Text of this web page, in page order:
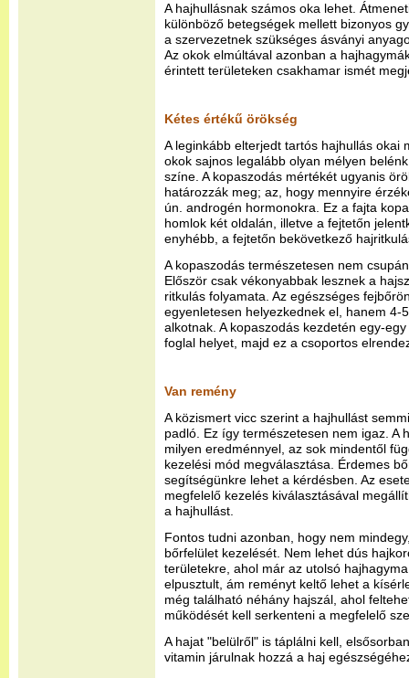
A hajhullásnak számos oka lehet.
különböző betegségek mellett bizonyos
a szervezetnek szükséges ásványi
Az okok elmúltával azonban a
érintett területeken csakhamar ismét
Kétes értékű örökség
A leginkább elterjedt tartós hajhullás okai
okok sajnos legalább olyan mélyen
színe. A kopaszodás mértékét ugyanis
határozzák meg; az, hogy mennyire
ún. androgén hormonokra. Ez a fajta
homlok két oldalán, illetve a fejtetőn
enyhébb, a fejtetőn bekövetkező
A kopaszodás természetesen nem
Először csak vékonyabbak lesznek a
ritkulás folyamata. Az egészséges
egyenletesen helyezkednek el, hanem 4-
alkotnak. A kopaszodás kezdetén egy-
foglal helyet, majd ez a csoportos
Van remény
A közismert vicc szerint a hajhullást
padló. Ez így természetesen nem igaz. A
milyen eredménnyel, az sok mindentől
kezelési mód megválasztása. Érdemes
segítségünkre lehet a kérdésben. Az
megfelelő kezelés kiválasztásával
a hajhullást.
Fontos tudni azonban, hogy nem
bőrfelület kezelését. Nem lehet dús
területekre, ahol már az utolsó
elpusztult, ám reményt keltő lehet a
még található néhány hajszál, ahol
működését kell serkenteni a megfelelő
A hajat "belülről" is táplálni kell,
vitamin járulnak hozzá a haj